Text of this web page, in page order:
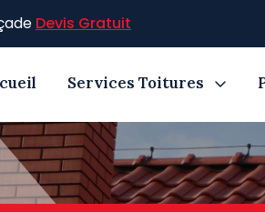
Devis Gratuit
Services Toitures